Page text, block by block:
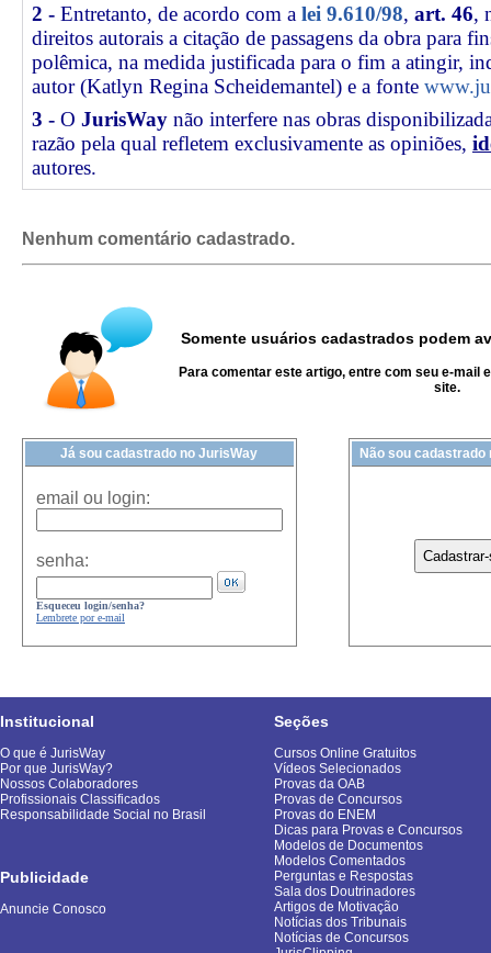
2 - Entretanto, de acordo com a lei 9.610/98, art. 46,
direitos autorais a citação de passagens da obra para
polêmica, na medida justificada para o fim a atingir,
autor (Katlyn Regina Scheidemantel) e a fonte
3 - O JurisWay não interfere nas obras
razão pela qual refletem exclusivamente as opiniões,
autores.
Nenhum comentário cadastrado.
Somente usuários cadastrados podem
Para comentar este artigo, entre com seu e-mail
site.
Já sou cadastrado no JurisWay
email ou login:
senha:
Esqueceu login/senha?
Lembrete por e-mail
Não sou cadastrado
Institucional
O que é JurisWay
Por que JurisWay?
Nossos Colaboradores
Profissionais Classificados
Responsabilidade Social no Brasil
Publicidade
Anuncie Conosco
Seções
Cursos Online Gratuitos
Vídeos Selecionados
Provas da OAB
Provas de Concursos
Provas do ENEM
Dicas para Provas e Concursos
Modelos de Documentos
Modelos Comentados
Perguntas e Respostas
Sala dos Doutrinadores
Artigos de Motivação
Notícias dos Tribunais
Notícias de Concursos